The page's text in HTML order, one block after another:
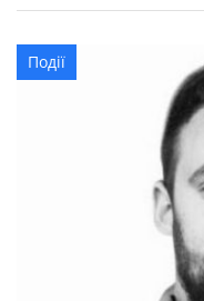
Події